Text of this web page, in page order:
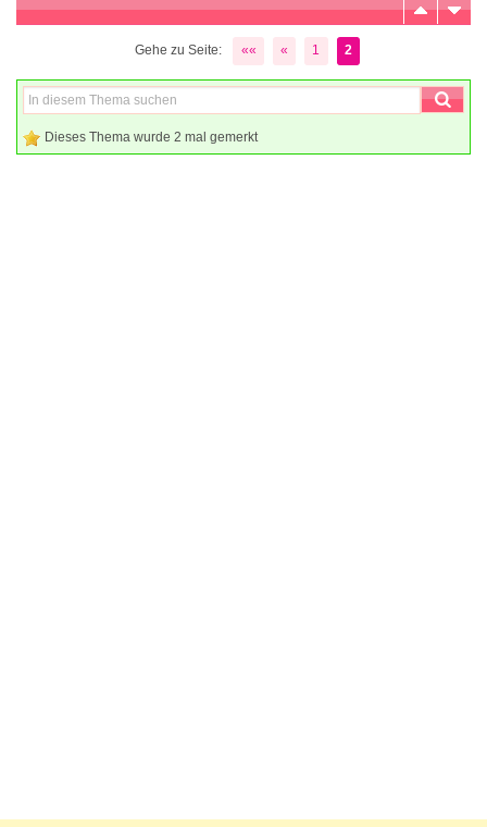
Gehe zu Seite: «« « 1 2
Dieses Thema wurde 2 mal gemerkt